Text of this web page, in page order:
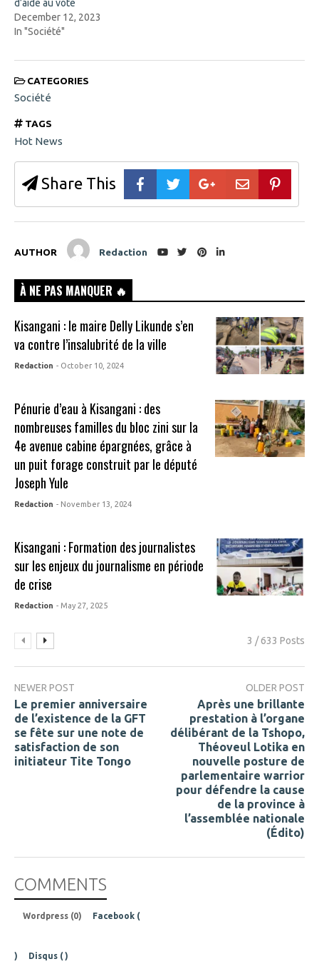
d’aide au vote
December 12, 2023
In "Société"
CATEGORIES
Société
TAGS
Hot News
Share This
AUTHOR Redaction
À NE PAS MANQUER 🔥
Kisangani : le maire Delly Likunde s’en
va contre l’insalubrité de la ville
Redaction - October 10, 2024
Pénurie d’eau à Kisangani : des
nombreuses familles du bloc zini sur la
4e avenue cabine épargnées, grâce à
un puit forage construit par le député
Joseph Yule
Redaction - November 13, 2024
Kisangani : Formation des journalistes
sur les enjeux du journalisme en période
de crise
Redaction - May 27, 2025
3 / 633 Posts
NEWER POST
Le premier anniversaire
de l’existence de la GFT
se fête sur une note de
satisfaction de son
initiateur Tite Tongo
OLDER POST
Après une brillante
prestation à l’organe
délibérant de la Tshopo,
Théoveul Lotika en
nouvelle posture de
parlementaire warrior
pour défendre la cause
de la province à
l’assemblée nationale
(Édito)
COMMENTS
Wordpress (0) Facebook (
) Disqus ( )